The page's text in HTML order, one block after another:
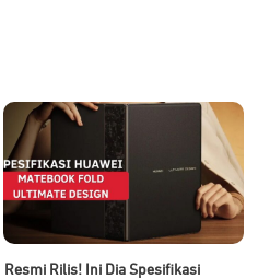
Resmi Rilis! Ini Dia Spesifikasi